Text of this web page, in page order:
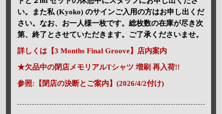
い。また私 (Kyoko) のサインご入用の方はお申し出くだ
さい。なお、お一人様一枚です。総枚数の在庫が尽き次
第、終了とさせていただきます。ご了承くださいませ。
詳しくは【3 Months Final Groove】店内案内
★欠品中の閉店メモリアルTシャツ 増刷 再入荷!!
参照:【閉店の決断とご案内】(2026/4/2付け)